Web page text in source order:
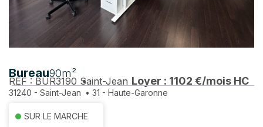
Bureau90m²
REF : BUR3190 Saint-Jean Loyer : 1102 €/mois HC
31240 - Saint-Jean • 31 - Haute-Garonne
SUR LE MARCHE